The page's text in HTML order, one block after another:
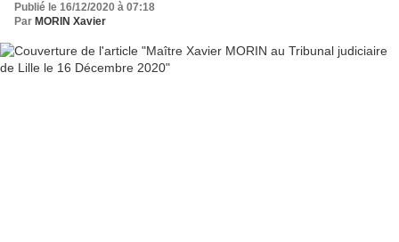
Publié le 16/12/2020 à 07:18
Par MORIN Xavier